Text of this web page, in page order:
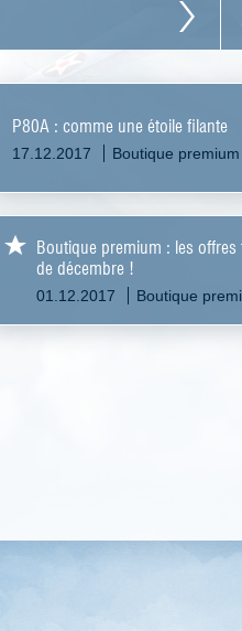
P80A : comme une étoile filante
17.12.2017 Boutique premium
Boutique premium : les offres
de décembre !
01.12.2017 Boutique